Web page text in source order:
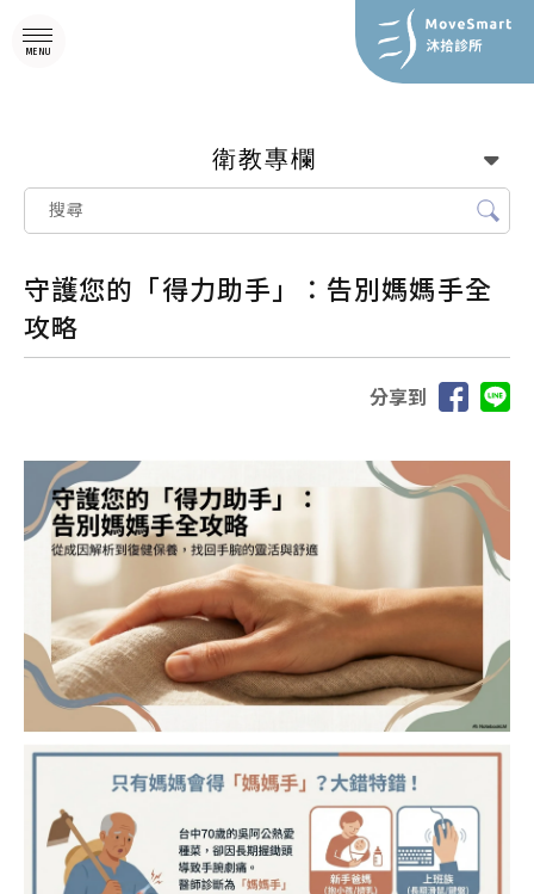
衛教專欄
守護您的「得力助手」：告別媽媽手全
攻略
分享到